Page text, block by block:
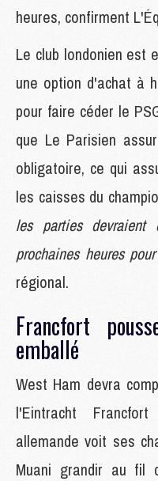
heures, confirment
Le club londonien est
une option d'achat à
pour faire céder le
que Le Parisien
obligatoire, ce qui
les caisses du
les parties
prochaines heures
régional.
Francfort
emballé
West Ham devra
l'Eintracht
allemande voit ses
Muani grandir au fil